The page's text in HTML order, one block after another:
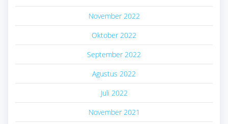
November 2022
Oktober 2022
September 2022
Agustus 2022
Juli 2022
November 2021